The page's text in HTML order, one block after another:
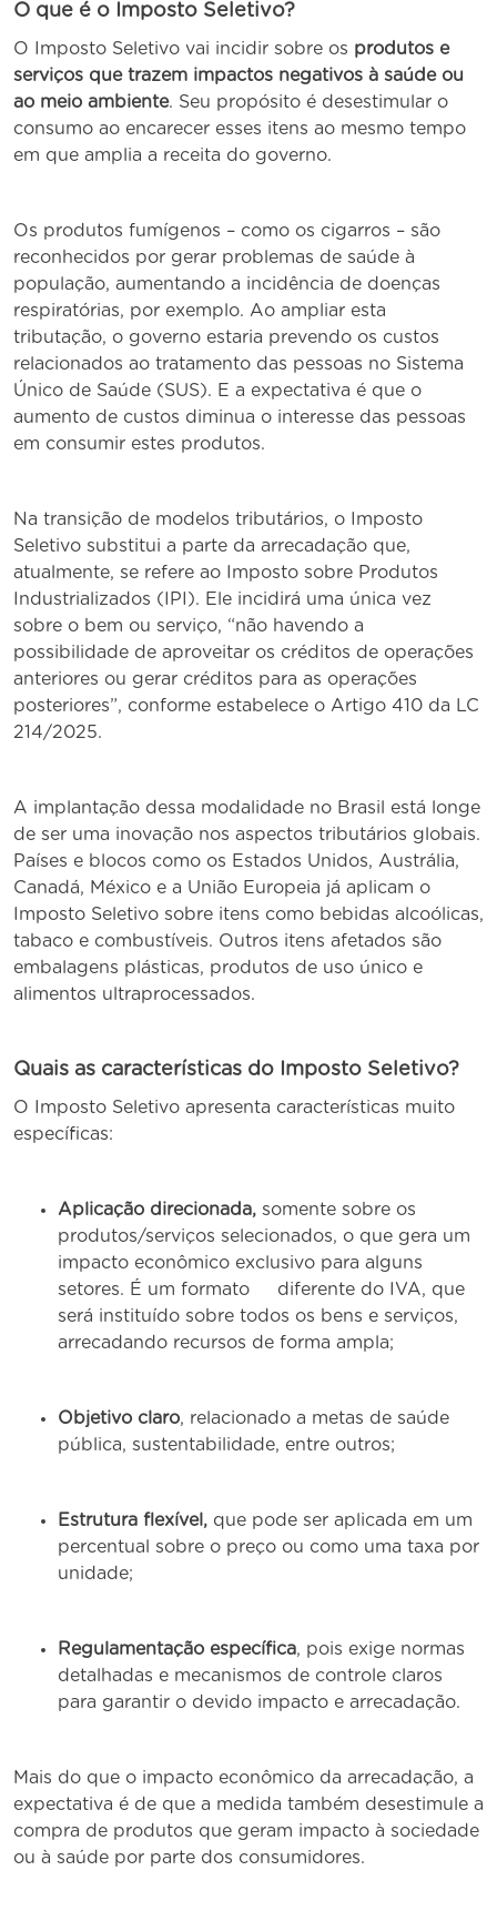
O que é o Imposto Seletivo?
O Imposto Seletivo vai incidir sobre os produtos e
serviços que trazem impactos negativos à saúde ou
ao meio ambiente. Seu propósito é desestimular o
consumo ao encarecer esses itens ao mesmo tempo
em que amplia a receita do governo.
Os produtos fumígenos – como os cigarros – são
reconhecidos por gerar problemas de saúde à
população, aumentando a incidência de doenças
respiratórias, por exemplo. Ao ampliar esta
tributação, o governo estaria prevendo os custos
relacionados ao tratamento das pessoas no Sistema
Único de Saúde (SUS). E a expectativa é que o
aumento de custos diminua o interesse das pessoas
em consumir estes produtos.
Na transição de modelos tributários, o Imposto
Seletivo substitui a parte da arrecadação que,
atualmente, se refere ao Imposto sobre Produtos
Industrializados (IPI). Ele incidirá uma única vez
sobre o bem ou serviço, “não havendo a
possibilidade de aproveitar os créditos de operações
anteriores ou gerar créditos para as operações
posteriores”, conforme estabelece o Artigo 410 da LC
214/2025.
A implantação dessa modalidade no Brasil está longe
de ser uma inovação nos aspectos tributários globais.
Países e blocos como os Estados Unidos, Austrália,
Canadá, México e a União Europeia já aplicam o
Imposto Seletivo sobre itens como bebidas alcoólicas,
tabaco e combustíveis. Outros itens afetados são
embalagens plásticas, produtos de uso único e
alimentos ultraprocessados.
Quais as características do Imposto Seletivo?
O Imposto Seletivo apresenta características muito
específicas:
Aplicação direcionada, somente sobre os
produtos/serviços selecionados, o que gera um
impacto econômico exclusivo para alguns
setores. É um formato diferente do IVA, que
será instituído sobre todos os bens e serviços,
arrecadando recursos de forma ampla;
Objetivo claro, relacionado a metas de saúde
pública, sustentabilidade, entre outros;
Estrutura flexível, que pode ser aplicada em um
percentual sobre o preço ou como uma taxa por
unidade;
Regulamentação específica, pois exige normas
detalhadas e mecanismos de controle claros
para garantir o devido impacto e arrecadação.
Mais do que o impacto econômico da arrecadação, a
expectativa é de que a medida também desestimule a
compra de produtos que geram impacto à sociedade
ou à saúde por parte dos consumidores.